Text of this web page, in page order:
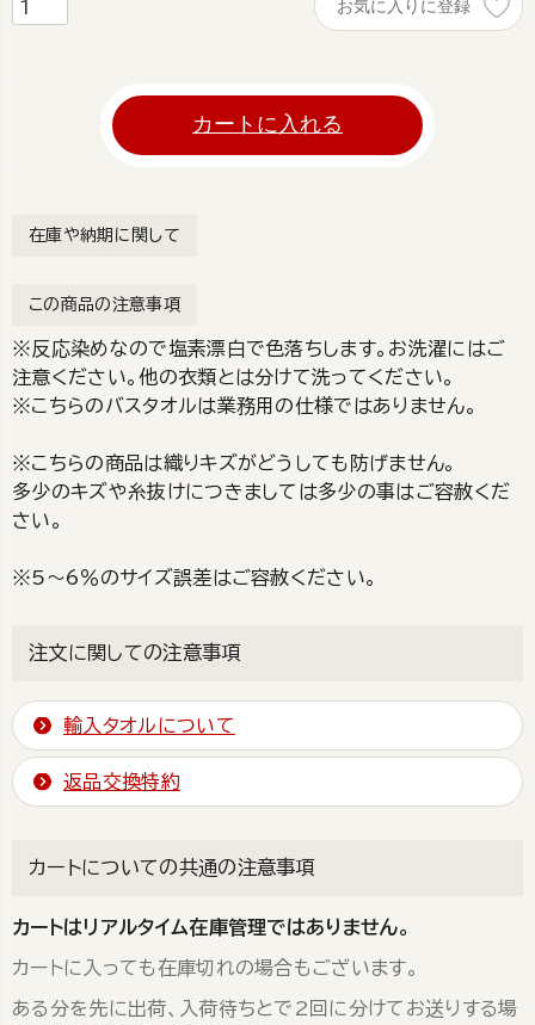
お気に入りに登録
カートに入れる
在庫や納期に関して
この商品の注意事項
※反応染めなので塩素漂白で色落ちします。お洗濯にはご
注意ください。他の衣類とは分けて洗ってください。
※こちらのバスタオルは業務用の仕様ではありません。
※こちらの商品は織りキズがどうしても防げません。
多少のキズや糸抜けにつきましては多少の事はご容赦くだ
さい。
※5～6％のサイズ誤差はご容赦ください。
注文に関しての注意事項
輸入タオルについて
返品交換特約
カートについての共通の注意事項
カートはリアルタイム在庫管理ではありません。
カートに入っても在庫切れの場合もございます。
ある分を先に出荷、入荷待ちとで2回に分けてお送りする場